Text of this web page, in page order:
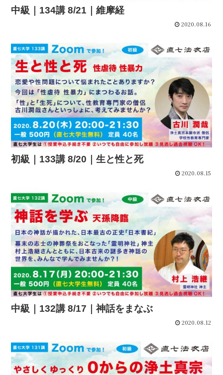
中級｜134講 8/21｜維摩経
2020.08.16
初級｜133講 8/20｜生と性と死
2020.08.15
中級｜132講 8/17｜神話をまなぶ
2020.08.12